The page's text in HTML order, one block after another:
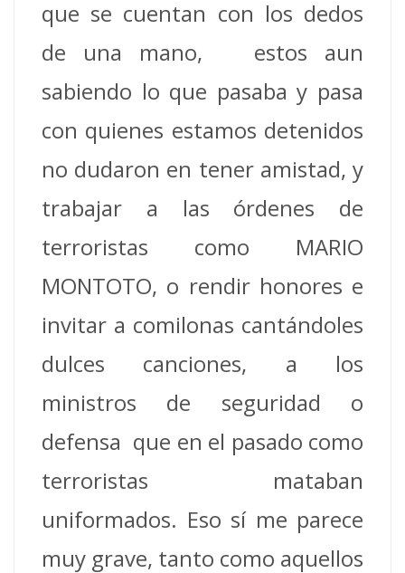
que se cuentan con los dedos
de una mano, estos aun
sabiendo lo que pasaba y pasa
con quienes estamos detenidos
no dudaron en tener amistad, y
trabajar a las órdenes de
terroristas como MARIO
MONTOTO, o rendir honores e
invitar a comilonas cantándoles
dulces canciones, a los
ministros de seguridad o
defensa que en el pasado como
terroristas mataban
uniformados. Eso sí me parece
muy grave, tanto como aquellos